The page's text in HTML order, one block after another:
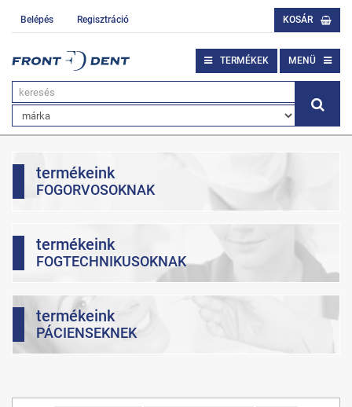
Belépés Regisztráció KOSÁR
TERMÉKEK MENÜ
termékeink
FOGORVOSOKNAK
termékeink
FOGTECHNIKUSOKNAK
termékeink
PÁCIENSEKNEK